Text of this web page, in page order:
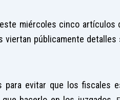
miércoles cinco
viertan públicamente
para evitar que los fiscales